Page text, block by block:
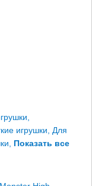
игрушки
Для
Показать все